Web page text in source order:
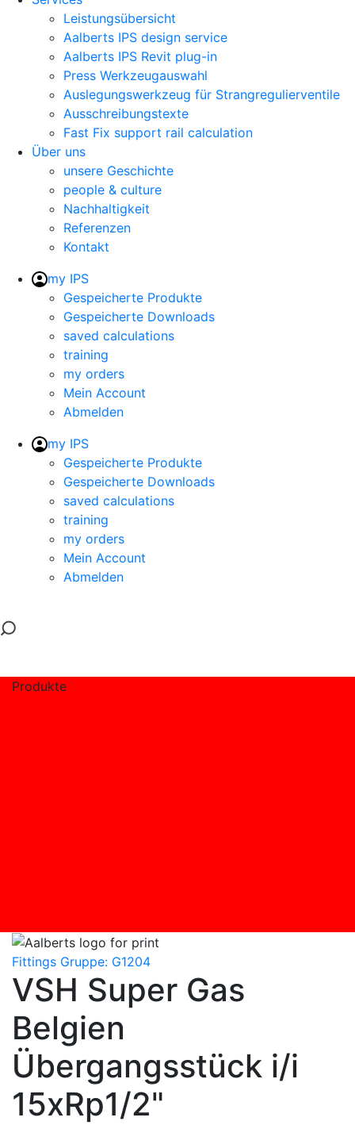
Leistungsübersicht
Aalberts IPS design service
Aalberts IPS Revit plug-in
Press Werkzeugauswahl
Auslegungswerkzeug für Strangregulierventile
Ausschreibungstexte
Fast Fix support rail calculation
Über uns
unsere Geschichte
people & culture
Nachhaltigkeit
Referenzen
Kontakt
my IPS
Gespeicherte Produkte
Gespeicherte Downloads
saved calculations
training
my orders
Mein Account
Abmelden
my IPS
Gespeicherte Produkte
Gespeicherte Downloads
saved calculations
training
my orders
Mein Account
Abmelden
Produkte
Fittings Gruppe: G1204
VSH Super Gas
Belgien
Übergangsstück i/i
15xRp1/2"